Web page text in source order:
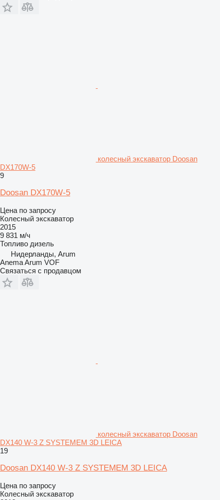
колесный экскаватор Doosan
DX170W-5
9
Doosan DX170W-5
Цена по запросу
Колесный экскаватор
2015
9 831 м/ч
Топливо дизель
Нидерланды, Arum
Anema Arum VOF
Связаться с продавцом
колесный экскаватор Doosan
DX140 W-3 Z SYSTEMEM 3D LEICA
19
Doosan DX140 W-3 Z SYSTEMEM 3D LEICA
Цена по запросу
Колесный экскаватор